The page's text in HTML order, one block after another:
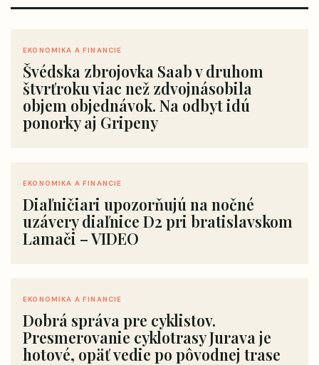
EKONOMIKA A FINANCIE
Švédska zbrojovka Saab v druhom
štvrťroku viac než zdvojnásobila
objem objednávok. Na odbyt idú
ponorky aj Gripeny
EKONOMIKA A FINANCIE
Diaľničiari upozorňujú na nočné
uzávery diaľnice D2 pri bratislavskom
Lamači – VIDEO
EKONOMIKA A FINANCIE
Dobrá správa pre cyklistov.
Presmerovanie cyklotrasy Jurava je
hotové, opäť vedie po pôvodnej trase